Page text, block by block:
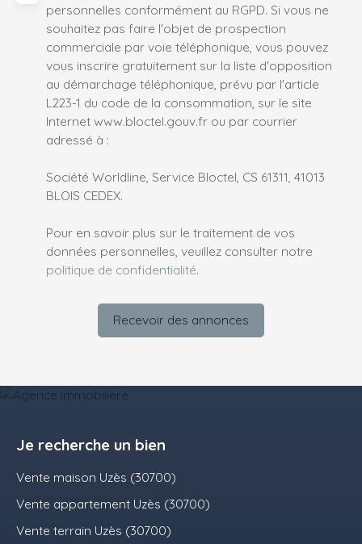
personnelles conformément au RGPD. Si vous ne
souhaitez pas faire l'objet de prospection
commerciale par voie téléphonique, vous pouvez
vous inscrire gratuitement sur la liste d'opposition
au démarchage téléphonique, prévu par l'article
L223-1 du code de la consommation, sur le site
Internet www.bloctel.gouv.fr ou par courrier
adressé à :
Société Worldline, Service Bloctel, CS 61311, 41013
BLOIS CEDEX.
Pour en savoir plus sur le traitement de vos
données personnelles, veuillez consulter notre
politique de confidentialité.
Recevoir des annonces
Je recherche un bien
Vente maison Uzès (30700)
Vente appartement Uzès (30700)
Vente terrain Uzès (30700)